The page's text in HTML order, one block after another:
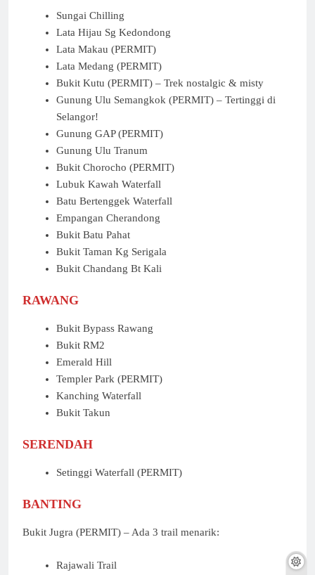
Sungai Chilling
Lata Hijau Sg Kedondong
Lata Makau (PERMIT)
Lata Medang (PERMIT)
Bukit Kutu (PERMIT) – Trek nostalgic & misty
Gunung Ulu Semangkok (PERMIT) – Tertinggi di
Selangor!
Gunung GAP (PERMIT)
Gunung Ulu Tranum
Bukit Chorocho (PERMIT)
Lubuk Kawah Waterfall
Batu Bertenggek Waterfall
Empangan Cherandong
Bukit Batu Pahat
Bukit Taman Kg Serigala
Bukit Chandang Bt Kali
RAWANG
Bukit Bypass Rawang
Bukit RM2
Emerald Hill
Templer Park (PERMIT)
Kanching Waterfall
Bukit Takun
SERENDAH
Setinggi Waterfall (PERMIT)
BANTING
Bukit Jugra (PERMIT) – Ada 3 trail menarik:
Rajawali Trail